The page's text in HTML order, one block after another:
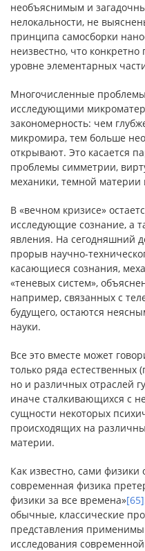
необъяснимым и
нелокальности, не
принципа самосборки
неизвестно, что конкретно
уровне элементарных
Многочисленные
исследующими
закономерность: чем
микромира, тем больше
открывают. Это касается
проблемы симметрии,
механики, темной материи
В «вечном кризисе»
исследующие сознание, а
явления. На сегодняшний
прорыв научно-
касающиеся сознания,
«теневых систем»,
например, связанных с
будущего, остаются
науки.
Все это вместе может
только ряда естественных
но и различных отраслей
иначе сталкивающихся с
сущности некоторых
происходящих на
материи.
Как известно, сами физики
современная физика
физики за все времена»[65]
обычные, классические
представления
исследования